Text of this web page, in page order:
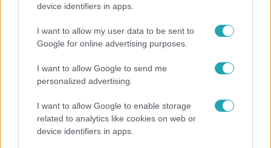
device identifiers in apps.
I want to allow my user data to be sent to
Google for online advertising purposes.
I want to allow Google to send me
personalized advertising.
I want to allow Google to enable storage
related to analytics like cookies on web or
device identifiers in apps.